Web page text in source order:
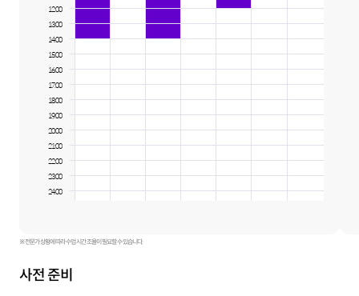
12:00
13:00
14:00
15:00
16:00
17:00
18:00
19:00
20:00
21:00
22:00
23:00
24:00
※ 전문가 상황에 따라 수업 시간 조율이 필요할 수 있습니다.
사전 준비